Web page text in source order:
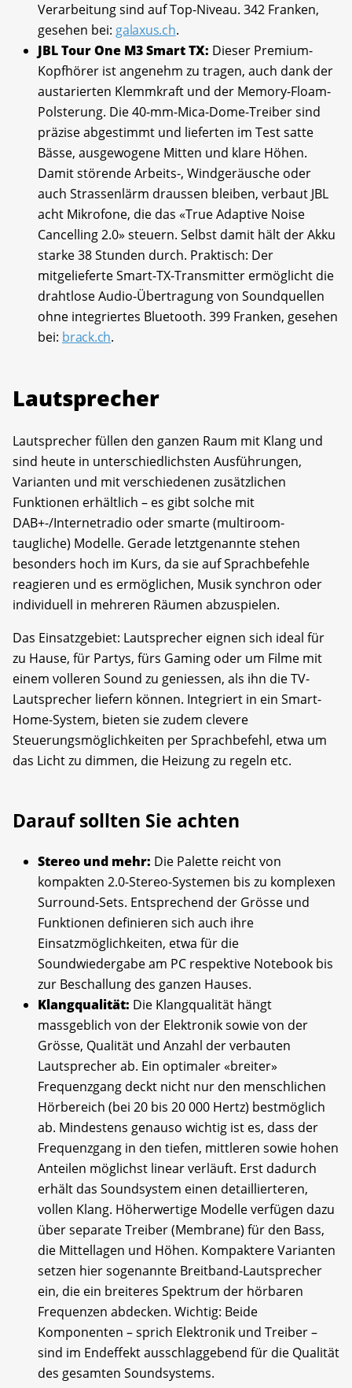
Verarbeitung sind auf Top-Niveau. 342 Franken,
gesehen bei: galaxus.ch.
JBL Tour One M3 Smart TX: Dieser Premium-
Kopfhörer ist angenehm zu tragen, auch dank der
austarierten Klemmkraft und der Memory-Floam-
Polsterung. Die 40-mm-Mica-Dome-Treiber sind
präzise abgestimmt und lieferten im Test satte
Bässe, ausgewogene Mitten und klare Höhen.
Damit störende Arbeits-, Windgeräusche oder
auch Strassenlärm draussen bleiben, verbaut JBL
acht Mikrofone, die das «True Adaptive Noise
Cancelling 2.0» steuern. Selbst damit hält der Akku
starke 38 Stunden durch. Praktisch: Der
mitgelieferte Smart-TX-Transmitter ermöglicht die
drahtlose Audio-Übertragung von Soundquellen
ohne integriertes Blue­tooth. 399 Franken, gesehen
bei: brack.ch.
Lautsprecher
Lautsprecher füllen den ganzen Raum mit Klang und
sind heute in unterschiedlichsten Ausführungen,
Varianten und mit verschiedenen zusätzlichen
Funktionen erhältlich – es gibt solche mit
DAB+-/Internetradio oder smarte (multiroom-
taugliche) Modelle. Gerade letztgenannte stehen
besonders hoch im Kurs, da sie auf Sprachbefehle
reagieren und es ermöglichen, Musik synchron oder
individuell in mehreren Räumen abzuspielen.
Das Einsatzgebiet: Lautsprecher eignen sich ideal für
zu Hause, für Partys, fürs Gaming oder um Filme mit
einem volleren Sound zu geniessen, als ihn die TV-
Lautsprecher liefern können. Integriert in ein Smart-
Home-System, bieten sie zudem clevere
Steuerungsmöglichkeiten per Sprachbefehl, etwa um
das Licht zu dimmen, die Heizung zu regeln etc.
Darauf sollten Sie achten
Stereo und mehr: Die Palette reicht von
kompakten 2.0-Stereo-Systemen bis zu komplexen
Surround-Sets. Entsprechend der Grösse und
Funktionen definieren sich auch ihre
Einsatzmöglichkeiten, etwa für die
Soundwiedergabe am PC respektive Notebook bis
zur Beschallung des ganzen Hauses.
Klangqualität: Die Klangqualität hängt
massgeblich von der Elektronik sowie von der
Grösse, Qualität und Anzahl der verbauten
Lautsprecher ab. Ein optimaler «breiter»
Frequenzgang deckt nicht nur den menschlichen
Hörbereich (bei 20 bis 20 000 Hertz) bestmöglich
ab. Mindestens genauso wichtig ist es, dass der
Frequenzgang in den tiefen, mittleren sowie hohen
Anteilen möglichst linear verläuft. Erst dadurch
erhält das Soundsystem einen detaillierteren,
vollen Klang. Höherwertige Modelle verfügen dazu
über separate Treiber (Membrane) für den Bass,
die Mittellagen und Höhen. Kompaktere Varianten
setzen hier sogenannte Breitband-Lautsprecher
ein, die ein breiteres Spektrum der hörbaren
Frequenzen abdecken. Wichtig: Beide
Komponenten – sprich Elektronik und Treiber –
sind im Endeffekt ausschlaggebend für die Qualität
des gesamten Soundsystems.